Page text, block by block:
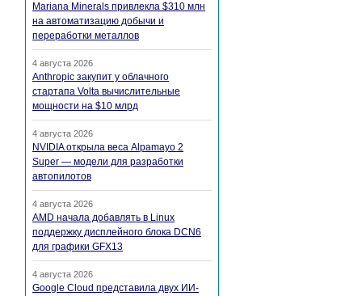
Mariana Minerals привлекла $310 млн
на автоматизацию добычи и
переработки металлов
4 августа 2026
Anthropic закупит у облачного
стартапа Volta вычислительные
мощности на $10 млрд
4 августа 2026
NVIDIA открыла веса Alpamayo 2
Super — модели для разработки
автопилотов
4 августа 2026
AMD начала добавлять в Linux
поддержку дисплейного блока DCN6
для графики GFX13
4 августа 2026
Google Cloud представила двух ИИ-